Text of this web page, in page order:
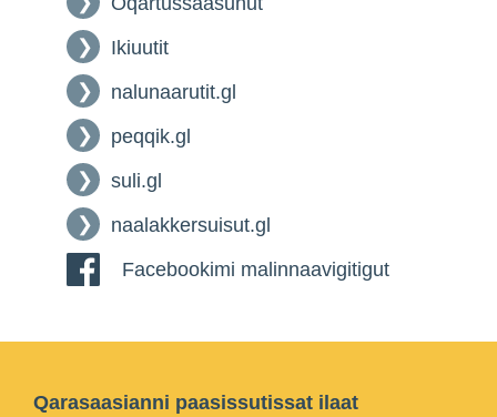
Ikiuutit
nalunaarutit.gl
peqqik.gl
suli.gl
naalakkersuisut.gl
Facebookimi malinnaavigitigut
Qarasaasianni paasissutissat ilaat